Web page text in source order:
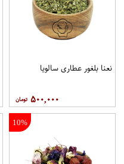
نعنا بلغور عطاری سالویا
۵۰۰,۰۰۰
10%